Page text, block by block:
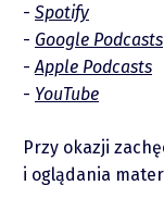
Spotify
Google Podcasts
Apple Podcasts
YouTube
Przy okazji
i oglądania